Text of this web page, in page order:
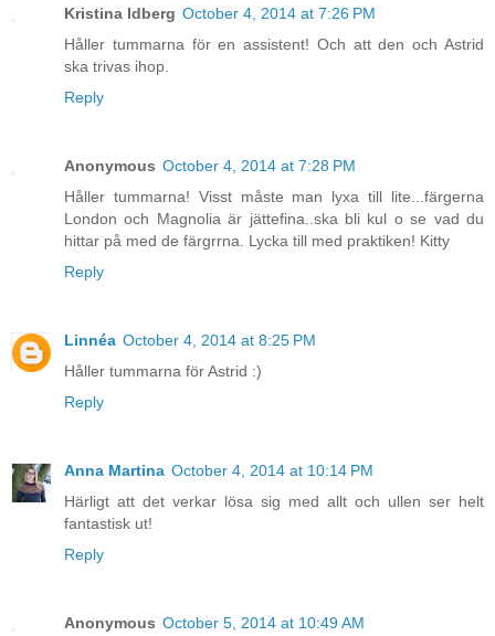
Kristina Idberg October 4, 2014 at 7:26 PM
Håller tummarna för en assistent! Och att den och Astrid
ska trivas ihop.
Reply
Anonymous October 4, 2014 at 7:28 PM
Håller tummarna! Visst måste man lyxa till lite...färgerna
London och Magnolia är jättefina..ska bli kul o se vad du
hittar på med de färgrrna. Lycka till med praktiken! Kitty
Reply
Linnéa October 4, 2014 at 8:25 PM
Håller tummarna för Astrid :)
Reply
Anna Martina October 4, 2014 at 10:14 PM
Härligt att det verkar lösa sig med allt och ullen ser helt
fantastisk ut!
Reply
Anonymous October 5, 2014 at 10:49 AM